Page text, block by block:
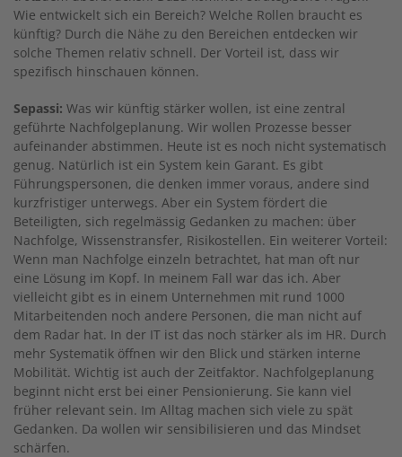
Wie entwickelt sich ein Bereich? Welche Rollen braucht es
künftig? Durch die Nähe zu den Bereichen entdecken wir
solche Themen relativ schnell. Der Vorteil ist, dass wir
spezifisch hinschauen können.
Sepassi: Was wir künftig stärker wollen, ist eine zentral
geführte Nachfolgeplanung. Wir wollen Prozesse besser
aufeinander abstimmen. Heute ist es noch nicht systematisch
genug. Natürlich ist ein System kein Garant. Es gibt
Führungspersonen, die denken immer voraus, andere sind
kurzfristiger unterwegs. Aber ein System fördert die
Beteiligten, sich regelmässig Gedanken zu machen: über
Nachfolge, Wissenstransfer, Risikostellen. Ein weiterer Vorteil:
Wenn man Nachfolge einzeln betrachtet, hat man oft nur
eine Lösung im Kopf. In meinem Fall war das ich. Aber
vielleicht gibt es in einem Unternehmen mit rund 1000
Mitarbeitenden noch andere Personen, die man nicht auf
dem Radar hat. In der IT ist das noch stärker als im HR. Durch
mehr Systematik öffnen wir den Blick und stärken interne
Mobilität. Wichtig ist auch der Zeitfaktor. Nachfolgeplanung
beginnt nicht erst bei einer Pensionierung. Sie kann viel
früher relevant sein. Im Alltag machen sich viele zu spät
Gedanken. Da wollen wir sensibilisieren und das Mindset
schärfen.